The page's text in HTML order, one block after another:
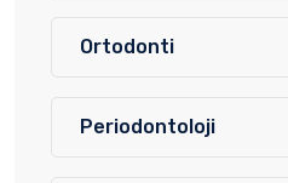
Ortodonti
Periodontoloji